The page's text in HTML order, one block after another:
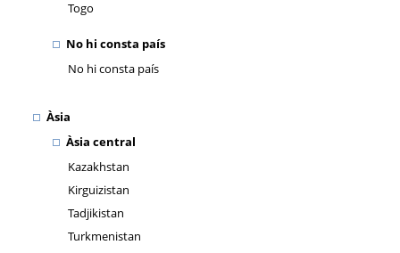
Togo
No hi consta país
No hi consta país
Àsia
Àsia central
Kazakhstan
Kirguizistan
Tadjikistan
Turkmenistan